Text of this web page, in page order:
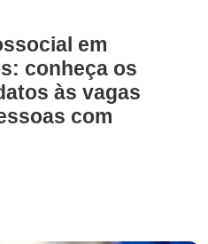
em
conheça os
às vagas
com